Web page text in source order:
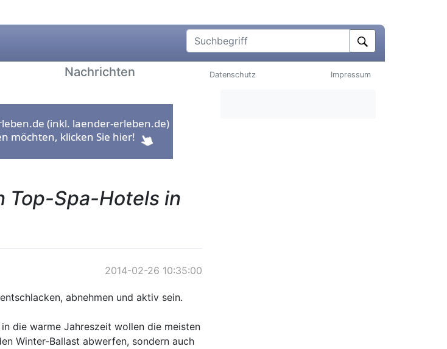
Suchbegriff
Nachrichten Datenschutz Impressum
Top-Spa-Hotels in
2014-02-26 10:35:00
abnehmen und aktiv sein.
die warme Jahreszeit wollen die meisten
Winter-Ballast abwerfen, sondern auch